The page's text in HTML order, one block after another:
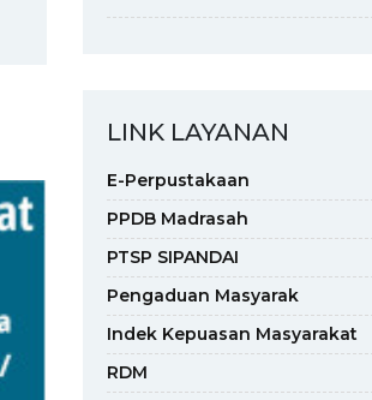
LINK LAYANAN
E-Perpustakaan
PPDB Madrasah
PTSP SIPANDAI
Pengaduan Masyarak
Indek Kepuasan Masyarakat
RDM